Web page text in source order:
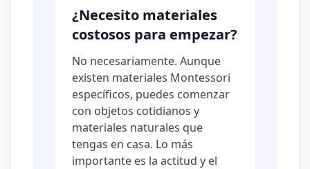
¿Necesito materiales
costosos para empezar?
No necesariamente. Aunque
existen materiales Montessori
específicos, puedes comenzar
con objetos cotidianos y
materiales naturales que
tengas en casa. Lo más
importante es la actitud y el